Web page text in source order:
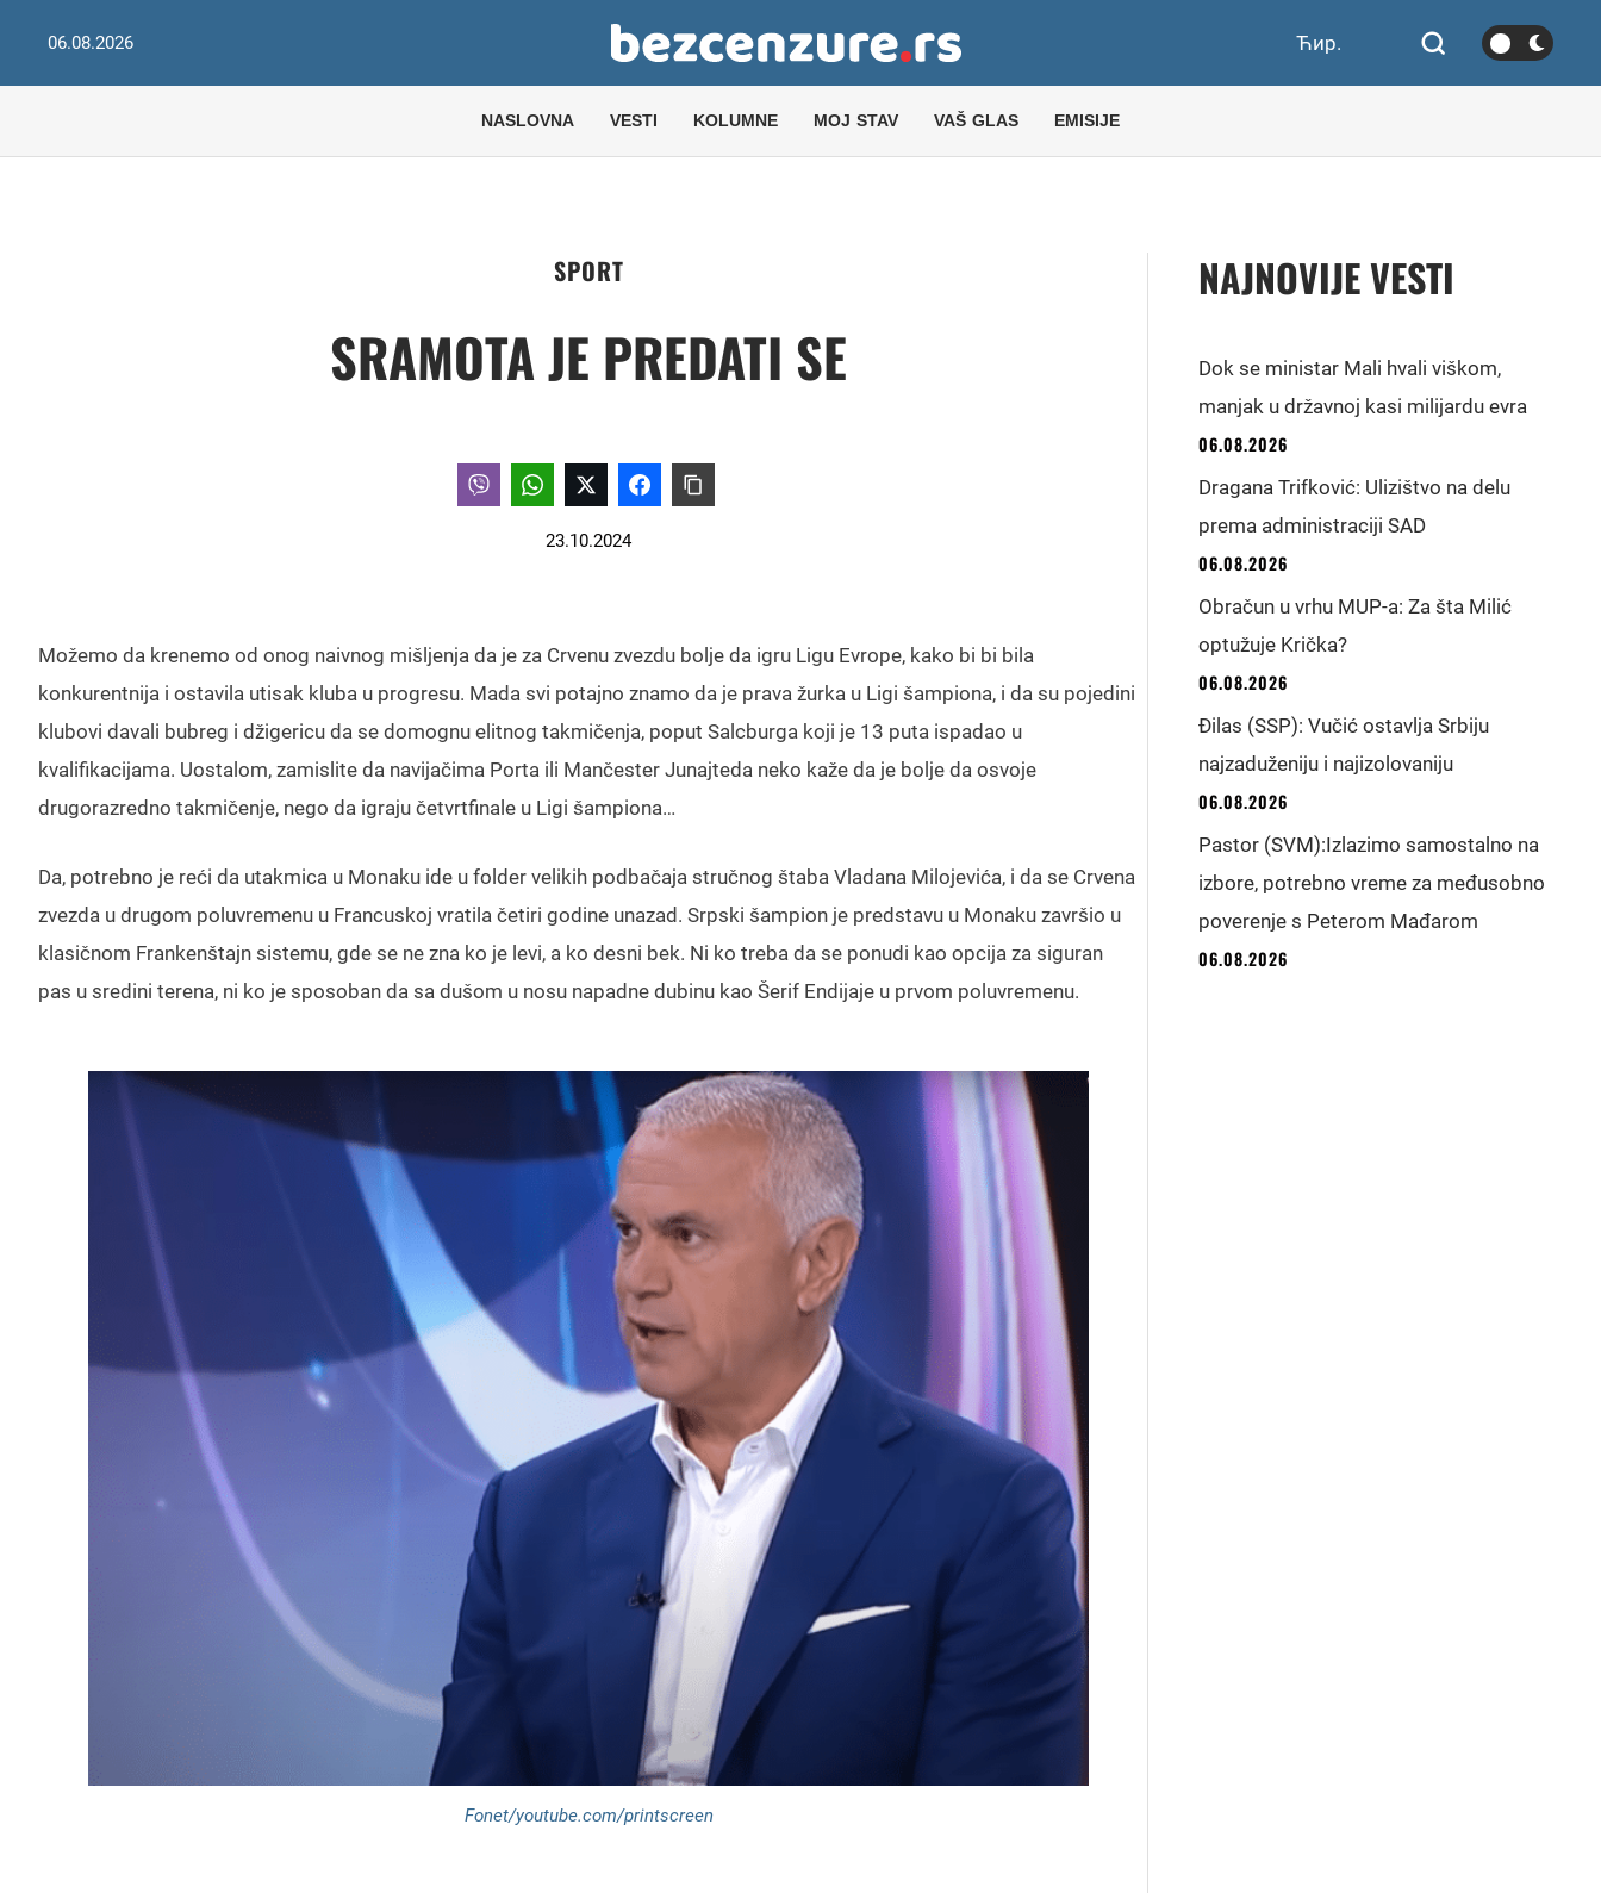
06.08.2026 Ћир.
NASLOVNA VESTI KOLUMNE MOJ STAV VAŠ GLAS EMISIJE
SPORT
SRAMOTA JE PREDATI SE
23.10.2024
Možemo da krenemo od onog naivnog mišljenja da je za Crvenu zvezdu bolje da igru Ligu Evrope, kako bi bi bila
konkurentnija i ostavila utisak kluba u progresu. Mada svi potajno znamo da je prava žurka u Ligi šampiona, i da su pojedini
klubovi davali bubreg i džigericu da se domognu elitnog takmičenja, poput Salcburga koji je 13 puta ispadao u
kvalifikacijama. Uostalom, zamislite da navijačima Porta ili Mančester Junajteda neko kaže da je bolje da osvoje
drugorazredno takmičenje, nego da igraju četvrtfinale u Ligi šampiona…
Da, potrebno je reći da utakmica u Monaku ide u folder velikih podbačaja stručnog štaba Vladana Milojevića, i da se Crvena
zvezda u drugom poluvremenu u Francuskoj vratila četiri godine unazad. Srpski šampion je predstavu u Monaku završio u
klasičnom Frankenštajn sistemu, gde se ne zna ko je levi, a ko desni bek. Ni ko treba da se ponudi kao opcija za siguran
pas u sredini terena, ni ko je sposoban da sa dušom u nosu napadne dubinu kao Šerif Endijaje u prvom poluvremenu.
Fonet/youtube.com/printscreen
NAJNOVIJE VESTI
Dok se ministar Mali hvali viškom,
manjak u državnoj kasi milijardu evra
06.08.2026
Dragana Trifković: Ulizištvo na delu
prema administraciji SAD
06.08.2026
Obračun u vrhu MUP-a: Za šta Milić
optužuje Krička?
06.08.2026
Đilas (SSP): Vučić ostavlja Srbiju
najzaduženiju i najizolovaniju
06.08.2026
Pastor (SVM):Izlazimo samostalno na
izbore, potrebno vreme za međusobno
poverenje s Peterom Mađarom
06.08.2026